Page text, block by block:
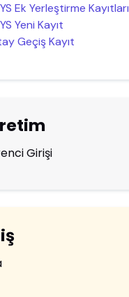
Ek Yerleştirme Kayıtları
Yeni Kayıt
Geçiş Kayıt
Girişi